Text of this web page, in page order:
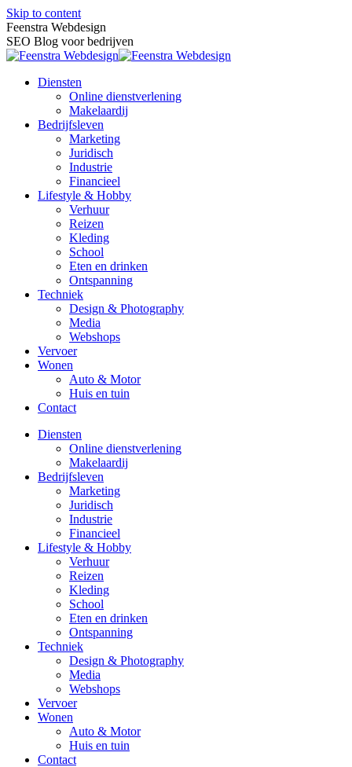
Skip to content
Feenstra Webdesign
SEO Blog voor bedrijven
Diensten
Online dienstverlening
Makelaardij
Bedrijfsleven
Marketing
Juridisch
Industrie
Financieel
Lifestyle & Hobby
Verhuur
Reizen
Kleding
School
Eten en drinken
Ontspanning
Techniek
Design & Photography
Media
Webshops
Vervoer
Wonen
Auto & Motor
Huis en tuin
Contact
Diensten
Online dienstverlening
Makelaardij
Bedrijfsleven
Marketing
Juridisch
Industrie
Financieel
Lifestyle & Hobby
Verhuur
Reizen
Kleding
School
Eten en drinken
Ontspanning
Techniek
Design & Photography
Media
Webshops
Vervoer
Wonen
Auto & Motor
Huis en tuin
Contact